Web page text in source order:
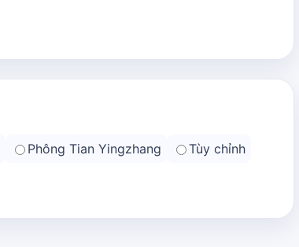
Phông Tian Yingzhang
Tùy chỉnh